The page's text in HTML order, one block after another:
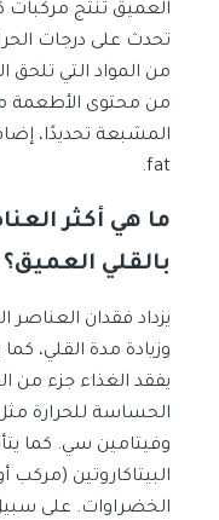
العميق تنتج مركبات
تحدث على درجات
من المواد التي تلحق
من محتوى الأطعمة
fat.
ما هي أكثر
بالقلي العميق؟
يزداد فقدان العناصر
وزيادة مدة القلي،
يفقد الغذاء جزء من
الحساسة للحرارة
وفيتامين سي. كما
البيتاكاروتين
الخضراوات. على